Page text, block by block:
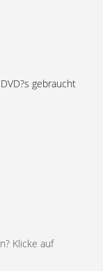
gebraucht
Klicke auf